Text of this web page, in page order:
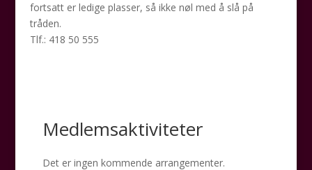
fortsatt er ledige plasser, så ikke nøl med å slå på
tråden.
Tlf.: 418 50 555
Medlemsaktiviteter
Det er ingen kommende arrangementer.